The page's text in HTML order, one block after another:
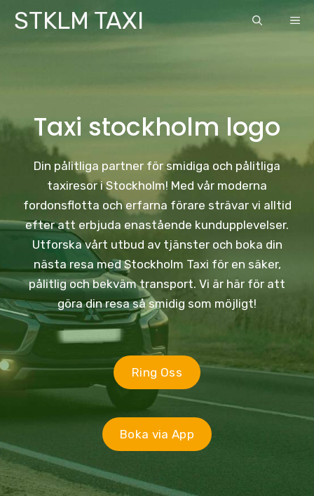
SkipSTKLM TAXI
Taxi stockholm logo
Din pålitliga partner för smidiga och pålitliga
taxiresor i Stockholm! Med vår moderna
fordonsflotta och erfarna förare strävar vi alltid
efter att erbjuda enastående kundupplevelser.
Utforska vårt utbud av tjänster och boka din
nästa resa med Stockholm Taxi för en säker,
pålitlig och bekväm transport. Vi är här för att
göra din resa så smidig som möjligt!
Ring Oss
Boka via App